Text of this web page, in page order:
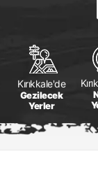
Kırıkkale'de
Gezilecek
Yerler